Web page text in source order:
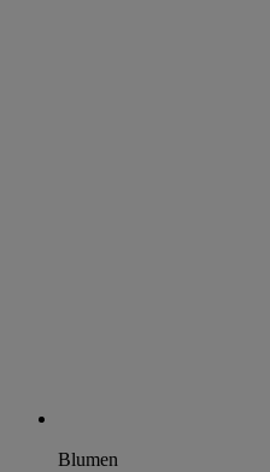
Blumen